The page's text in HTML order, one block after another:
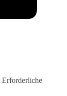
Erforderliche